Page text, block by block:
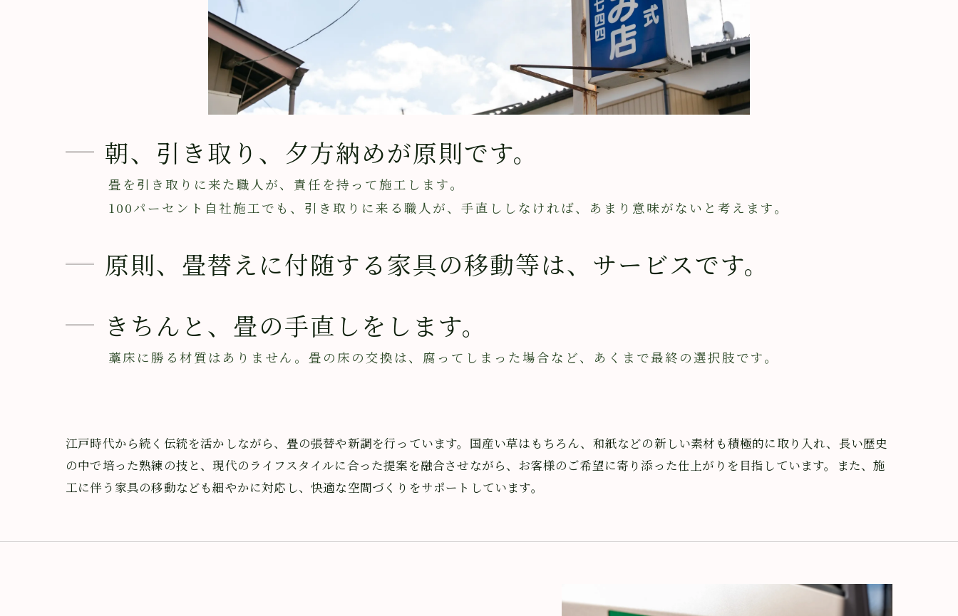
朝、引き取り、夕方納めが原則です。
畳を引き取りに来た職人が、責任を持って施工します。
100パーセント自社施工でも、引き取りに来る職人が、手直ししなければ、あまり意味がないと考えます。
原則、畳替えに付随する家具の移動等は、サービスです。
きちんと、畳の手直しをします。
藁床に勝る材質はありません。畳の床の交換は、腐ってしまった場合など、あくまで最終の選択肢です。
江戸時代から続く伝統を活かしながら、畳の張替や新調を行っています。国産い草はもちろん、和紙などの新しい素材も積極的に取り入れ、長い歴史
の中で培った熟練の技と、現代のライフスタイルに合った提案を融合させながら、お客様のご希望に寄り添った仕上がりを目指しています。また、施
工に伴う家具の移動なども細やかに対応し、快適な空間づくりをサポートしています。